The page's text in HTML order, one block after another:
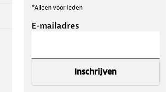
*Alleen voor leden
E-mailadres
Inschrijven